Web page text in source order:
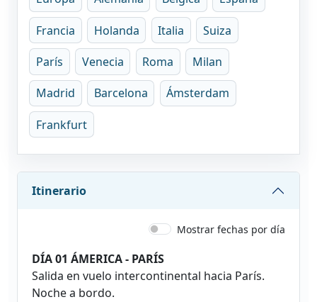
Francia Holanda Italia Suiza
París Venecia Roma Milan
Madrid Barcelona Ámsterdam
Frankfurt
Itinerario
Mostrar fechas por día
DÍA 01 ÁMERICA - PARÍS
Salida en vuelo intercontinental hacia París.
Noche a bordo.